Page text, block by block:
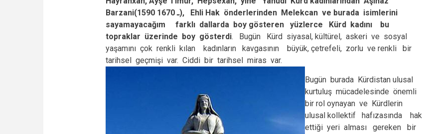
Barzani(1590 ـ 1670), Ehli Hak önderlerinden Melekcan ve burada isimlerini
sayamayacağım farklı dallarda boy gösteren yüzlerce Kürd kadını bu
topraklar üzerinde boy gösterdi. Bugün Kürd siyasal, kültürel, askeri ve sosyal
yaşamını çok renkli kılan kadınların kavgasının büyük, çetrefeli, zorlu ve renkli bir
tarihsel geçmişi var. Ciddi bir tarihsel miras var.
Bugün burada Kürdistan ulusal
kurtuluş mücadelesinde önemli
bir rol oynayan ve Kürdlerin
ulusal kollektif hafızasında hak
ettiği yeri alması gereken bir